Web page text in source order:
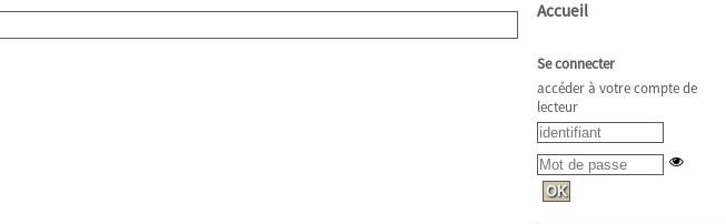
Accueil
Se connecter
accéder à votre compte de
lecteur